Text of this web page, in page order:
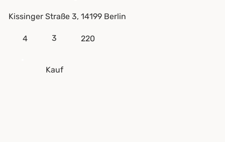
Kissinger Straße 3, 14199 Berlin
4 3 220
Kauf